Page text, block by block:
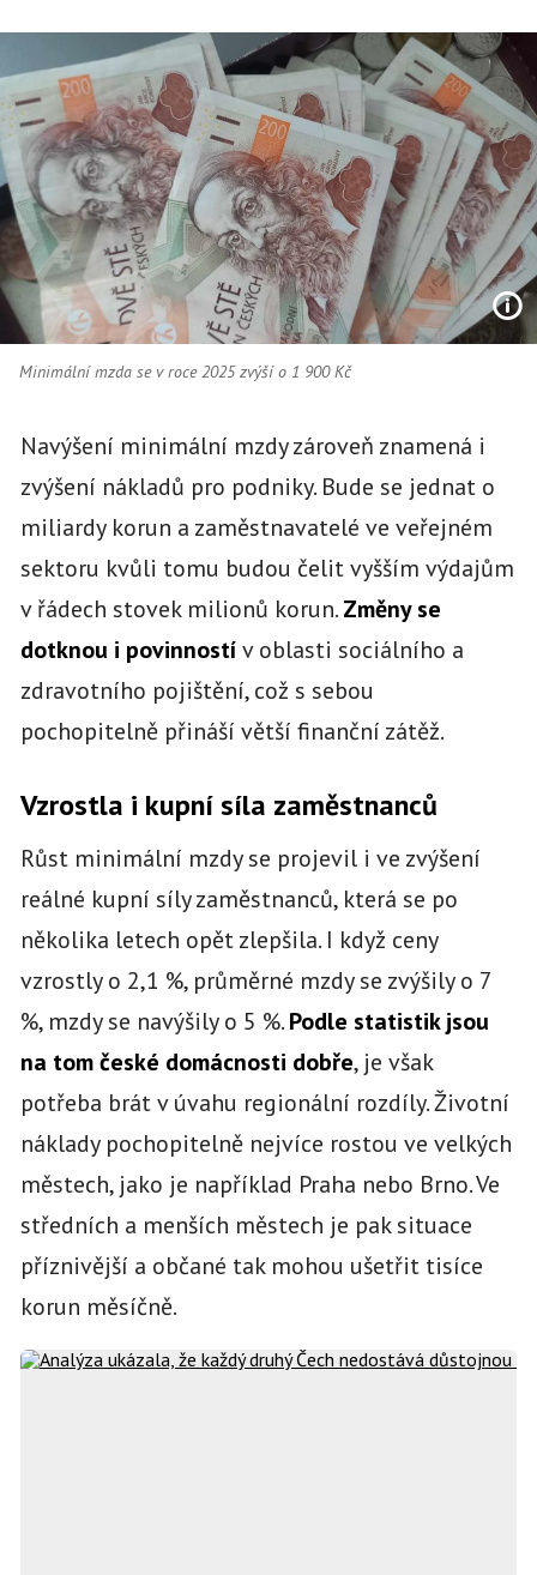
Minimální mzda se v roce 2025 zvýší o 1 900 Kč
Navýšení minimální mzdy zároveň znamená i
zvýšení nákladů pro podniky. Bude se jednat o
miliardy korun a zaměstnavatelé ve veřejném
sektoru kvůli tomu budou čelit vyšším výdajům
v řádech stovek milionů korun.Změny se
dotknou i povinnostív oblasti sociálního a
zdravotního pojištění, což s sebou
pochopitelně přináší větší finanční zátěž.
Vzrostla i kupní síla zaměstnanců
Růst minimální mzdy se projevil i ve zvýšení
reálné kupní síly zaměstnanců, která se po
několika letech opět zlepšila. I když ceny
vzrostly o 2,1 %, průměrné mzdy se zvýšily o 7
%, mzdy se navýšily o 5 %.Podle statistik jsou
na tom české domácnosti dobře, je však
potřeba brát v úvahu regionální rozdíly. Životní
náklady pochopitelně nejvíce rostou ve velkých
městech, jako je například Praha nebo Brno. Ve
středních a menších městech je pak situace
příznivější a občané tak mohou ušetřit tisíce
korun měsíčně.